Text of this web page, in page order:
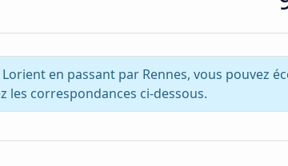
en passant par Rennes, vous pouvez
les correspondances ci-dessous.